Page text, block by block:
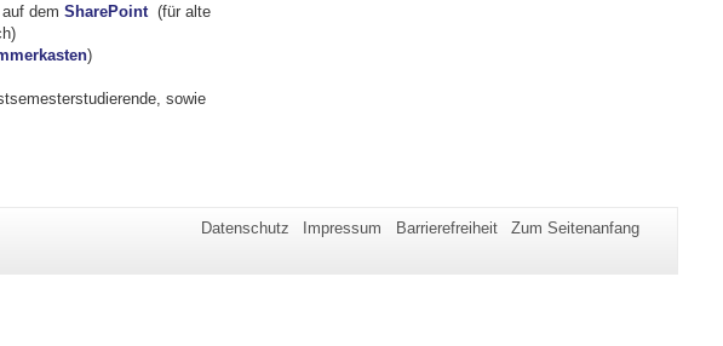
dem SharePoint (für alte
)
sowie
Datenschutz Impressum Barrierefreiheit Zum Seitenanfang